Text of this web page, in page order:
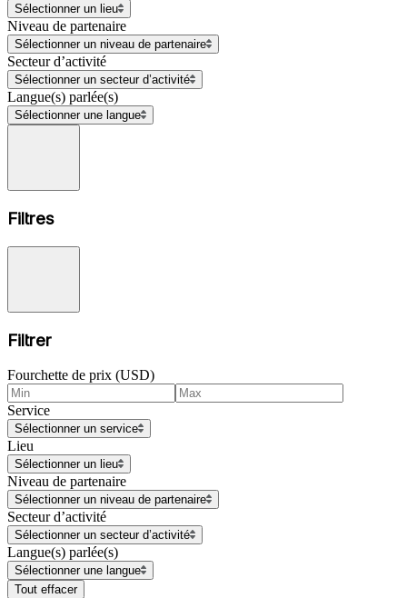
Sélectionner un lieu
Niveau de partenaire
Sélectionner un niveau de partenaire
Secteur d’activité
Sélectionner un secteur d’activité
Langue(s) parlée(s)
Sélectionner une langue
Filtres
Filtrer
Fourchette de prix (USD)
Service
Sélectionner un service
Lieu
Sélectionner un lieu
Niveau de partenaire
Sélectionner un niveau de partenaire
Secteur d’activité
Sélectionner un secteur d’activité
Langue(s) parlée(s)
Sélectionner une langue
Tout effacer